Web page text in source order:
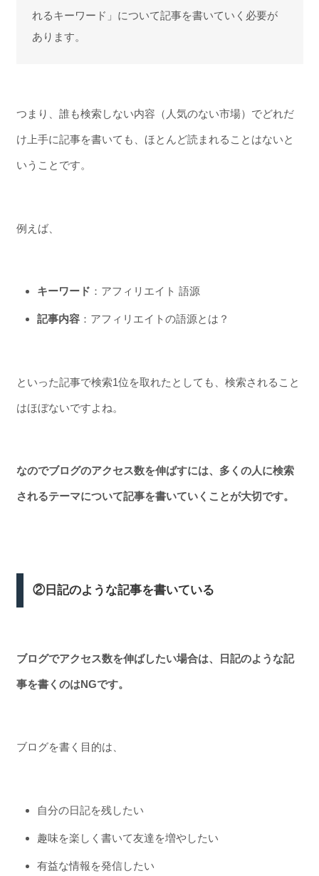
れるキーワード」について記事を書いていく必要が
あります。
つまり、誰も検索しない内容（人気のない市場）でどれだ
け上手に記事を書いても、ほとんど読まれることはないと
いうことです。
例えば、
キーワード ：アフィリエイト 語源
記事内容：アフィリエイトの語源とは？
といった記事で検索1位を取れたとしても、検索されること
はほぼないですよね。
なのでブログのアクセス数を伸ばすには、多くの人に検索
されるテーマについて記事を書いていくことが大切です。
②日記のような記事を書いている
ブログでアクセス数を伸ばしたい場合は、日記のような記
事を書くのはNGです。
ブログを書く目的は、
自分の日記を残したい
趣味を楽しく書いて友達を増やしたい
有益な情報を発信したい